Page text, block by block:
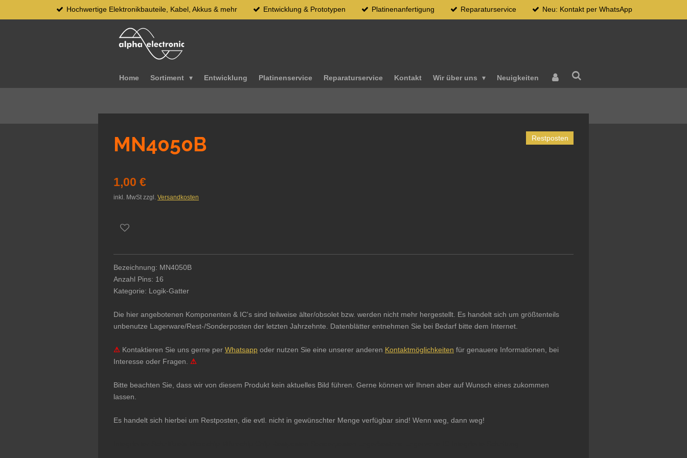
Hauptinhalt
Hochwertige Elektronikbauteile, Kabel, Akkus & mehr Entwicklung & Prototypen Platinenanfertigung Reparaturservice Neu: Kontakt per WhatsApp
Home Sortiment Entwicklung Platinenservice Reparaturservice Kontakt Wir über uns Neuigkeiten
MN4050B Restposten
1,00 €
inkl. MwSt zzgl. Versandkosten
Bezeichnung: MN4050B
Anzahl Pins: 16
Kategorie: Logik-Gatter
Die hier angebotenen Komponenten & IC's sind teilweise älter/obsolet bzw. werden nicht mehr hergestellt. Es handelt sich um größtenteils
unbenutze Lagerware/Rest-/Sonderposten der letzten Jahrzehnte. Datenblätter entnehmen Sie bei Bedarf bitte dem Internet.
⚠ Kontaktieren Sie uns gerne per Whatsapp oder nutzen Sie eine unserer anderen Kontaktmöglichkeiten für genauere Informationen, bei
Interesse oder Fragen. ⚠
Bitte beachten Sie, dass wir von diesem Produkt kein aktuelles Bild führen. Gerne können wir Ihnen aber auf Wunsch eines zukommen
lassen.
Es handelt sich hierbei um Restposten, die evtl. nicht in gewünschter Menge verfügbar sind! Wenn weg, dann weg!